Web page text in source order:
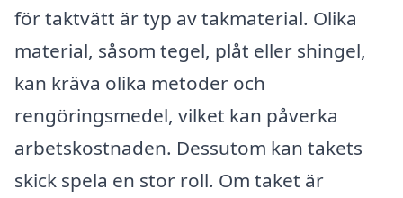
för taktvätt är typ av takmaterial. Olika
material, såsom tegel, plåt eller shingel,
kan kräva olika metoder och
rengöringsmedel, vilket kan påverka
arbetskostnaden. Dessutom kan takets
skick spela en stor roll. Om taket är